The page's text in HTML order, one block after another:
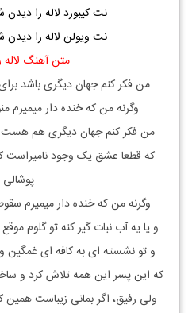
نت کیبورد لاله را
نت ویولن لاله را
متن آهنگ لاله
من فکر کنم جهان دیگری باشد
وگرنه من که خنده دار میمیرم
من فکر کنم جهان دیگری هم هست
که قطعا عشق یک وجود نامیراست
پوشالی
وگرنه من که خنده دار میمیرم
و یا یه آب نبات گیر کنه تو گلوم
و تو نشسته ای به کافه ای غمگین
که این پسر این همه تلاش کرد و
ولی رفیق، اگر بمانی زیباست